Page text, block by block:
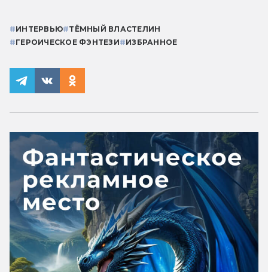
#ИНТЕРВЬЮ#ТЁМНЫЙ ВЛАСТЕЛИН
#ГЕРОИЧЕСКОЕ ФЭНТЕЗИ#ИЗБРАННОЕ